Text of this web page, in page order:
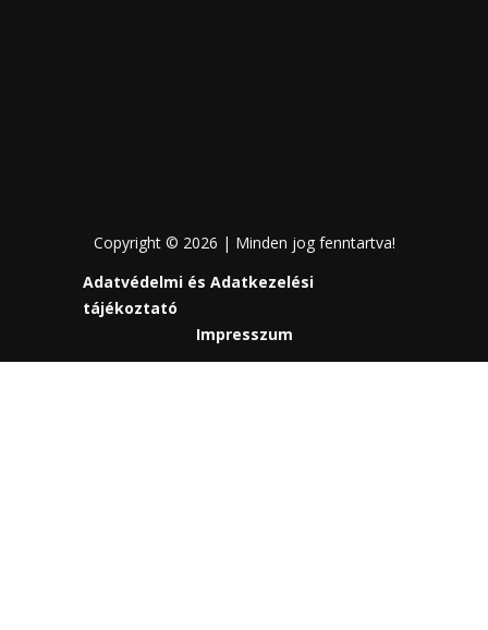
Copyright © 2026 | Minden jog fenntartva!
Adatvédelmi és Adatkezelési
tájékoztató
Impresszum